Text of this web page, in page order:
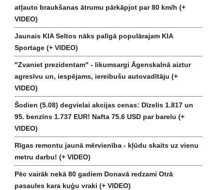
atļauto braukšanas ātrumu pārkāpjot par 80 km/h (+
VIDEO)
Jaunais KIA Seltos nāks palīgā populārajam KIA
Sportage (+ VIDEO)
"Zvaniet prezidentam" - likumsargi Āgenskalnā aiztur
agresīvu un, iespējams, iereibušu autovadītāju (+
VIDEO)
Šodien (5.08) degvielai akcijas cenas: Dīzelis 1.817 un
95. benzīns 1.737 EUR! Nafta 75.6 USD par barelu (+
VIDEO)
Rīgas remontu jaunā mērvienība - kļūdu skaits uz vienu
metru darbu! (+ VIDEO)
Pēc vairāk nekā 80 gadiem Donavā redzami Otrā
pasaules kara kuģu vraki (+ VIDEO)